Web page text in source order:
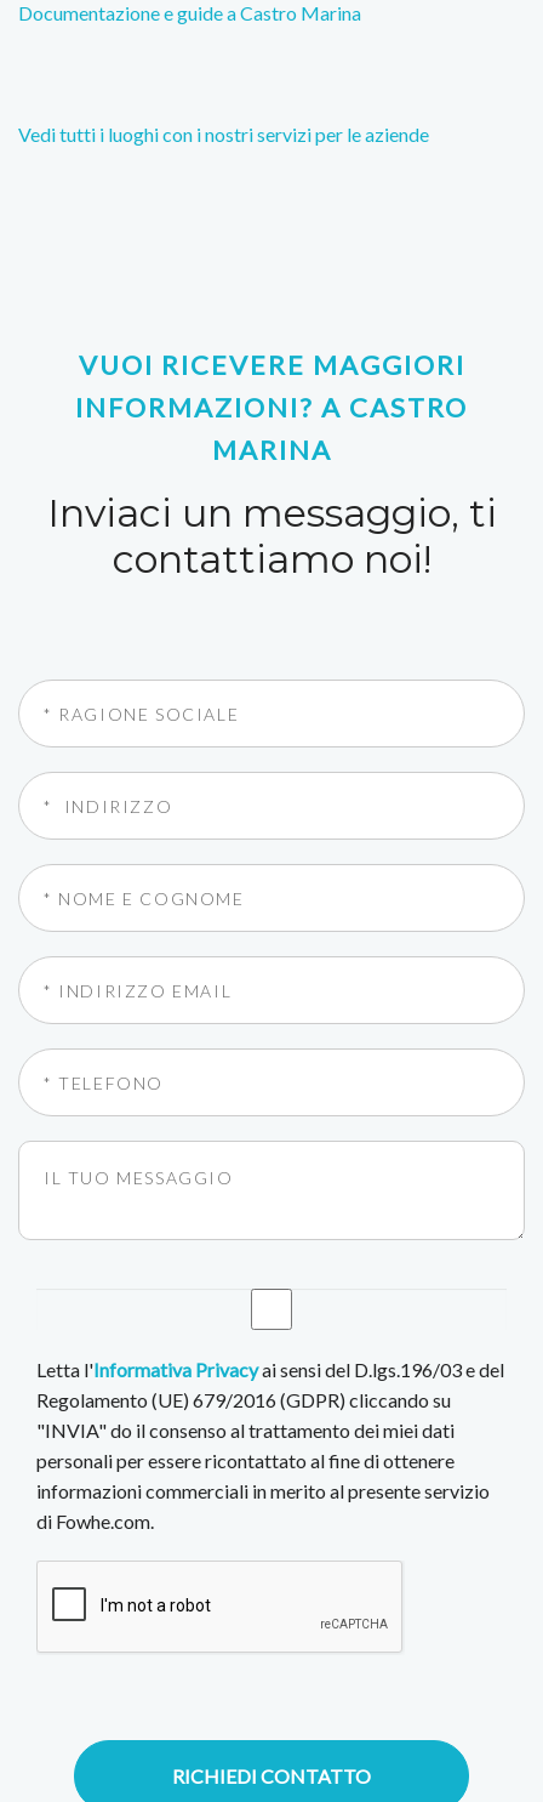
Documentazione e guide a Castro Marina
Vedi tutti i luoghi con i nostri servizi per le aziende
VUOI RICEVERE MAGGIORI
INFORMAZIONI? A CASTRO
MARINA
Inviaci un messaggio, ti
contattiamo noi!
Letta l'Informativa Privacyai sensi del D.lgs.196/03 e del
Regolamento (UE) 679/2016 (GDPR) cliccando su
"INVIA" do il consenso al trattamento dei miei dati
personali per essere ricontattato al fine di ottenere
informazioni commerciali in merito al presente servizio
di Fowhe.com.
RICHIEDI CONTATTO